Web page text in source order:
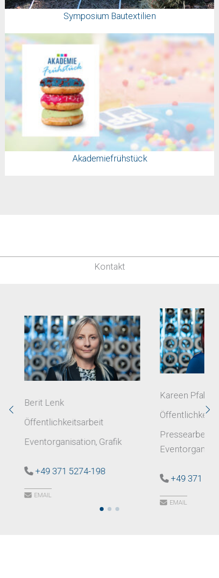
Symposium Bautextilien
Akademiefrühstück
Kontakt
Berit Lenk
Öffentlichkeitsarbeit
Eventorganisation, Grafik
+49 371 5274-198
EMAIL
Kareen Pfab
Pressearbeit,
+49 371
EMAIL